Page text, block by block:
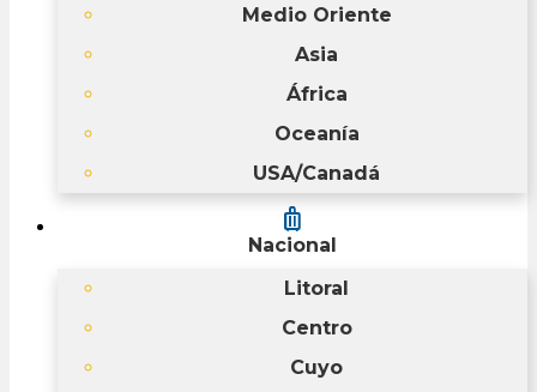
Medio Oriente
Asia
África
Oceanía
USA/Canadá
luggage
Nacional
Litoral
Centro
Cuyo